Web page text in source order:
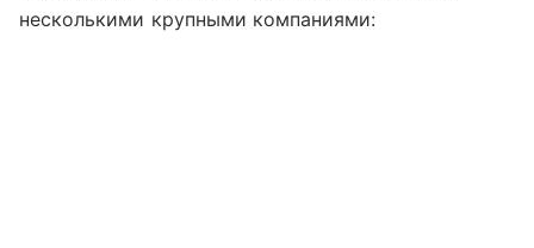
несколькими крупными компаниями: